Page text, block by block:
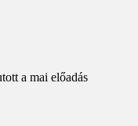
a mai előadás